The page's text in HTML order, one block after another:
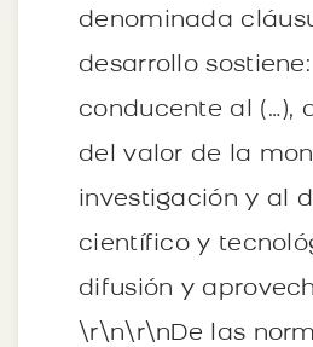
denominada
desarrollo
conducente al (…),
del valor de la
investigación y al
científico y
difusión y
\r\n\r\nDe las